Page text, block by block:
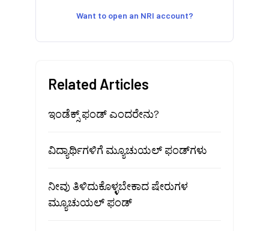
Want to open an NRI account?
Related Articles
ಇಂಡೆಕ್ಸ್ ಫಂಡ್ ಎಂದರೇನು?
ವಿದ್ಯಾರ್ಥಿಗಳಿಗೆ ಮ್ಯೂಚುಯಲ್ ಫಂಡ್‌ಗಳು
ನೀವು ತಿಳಿದುಕೊಳ್ಳಬೇಕಾದ ಷೇರುಗಳ
ಮ್ಯೂಚುಯಲ್ ಫಂಡ್